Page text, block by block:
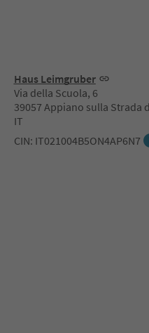
Haus Leimgruber
Via della Scuola, 6
39057 Appiano sulla Strada
IT
CIN: IT021004B5ON4AP6N7